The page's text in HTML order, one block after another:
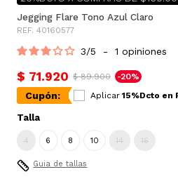
Jegging Flare Tono Azul Claro
REF. 40160577
3/5 - 1 opiniones
$ 71.920 $ 89.900 -20%
Cupón: Aplicar 15%Dcto en
Talla
4 6 8 10 14 16
Guia de tallas